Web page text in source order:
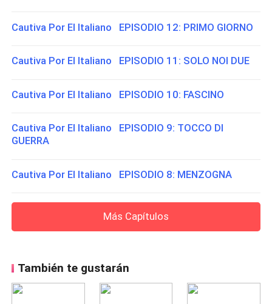
Cautiva Por El Italiano EPISODIO 12: PRIMO GIORNO
Cautiva Por El Italiano EPISODIO 11: SOLO NOI DUE
Cautiva Por El Italiano EPISODIO 10: FASCINO
Cautiva Por El Italiano EPISODIO 9: TOCCO DI
GUERRA
Cautiva Por El Italiano EPISODIO 8: MENZOGNA
Más Capítulos
También te gustarán